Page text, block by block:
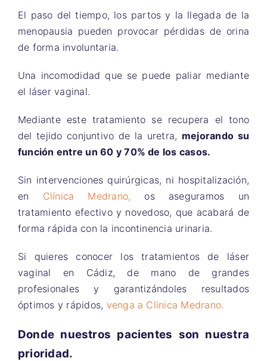
El paso del tiempo, los partos y la llegada de la
menopausia pueden provocar pérdidas de orina
de forma involuntaria.
Una incomodidad que se puede paliar mediante
el láser vaginal.
Mediante este tratamiento se recupera el tono
del tejido conjuntivo de la uretra, mejorando su
función entre un 60 y 70% de los casos.
Sin intervenciones quirúrgicas, ni hospitalización,
en Clínica Medrano, os aseguramos un
tratamiento efectivo y novedoso, que acabará de
forma rápida con la incontinencia urinaria.
Si quieres conocer los tratamientos de láser
vaginal en Cádiz, de mano de grandes
profesionales y garantizándoles resultados
óptimos y rápidos, venga a Clínica Medrano.
Donde nuestros pacientes son nuestra
prioridad.